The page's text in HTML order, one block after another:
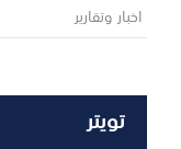
اخبار وتقارير
تويتر